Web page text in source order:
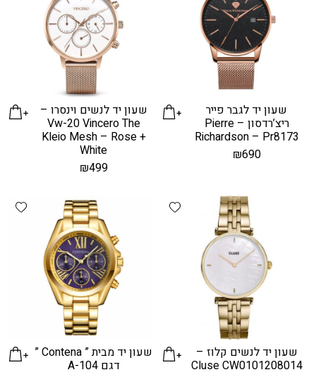
שעון יד לגבר פייר
ריצ’רדסון – Pierre
Richardson – Pr8173
₪690
שעון יד לנשים וינסרו –
Vw-20 Vincero The
Kleio Mesh – Rose +
White
₪499
Add wishlist
שעון יד לנשים קלוז –
Cluse CW0101208014
שעון יד מבית ” Contena ”
דגם A-104